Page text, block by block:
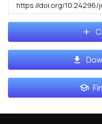
https://doi.org/10.24296/